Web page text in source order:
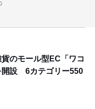
のモール型EC「ワコ
開設 6カテゴリー550